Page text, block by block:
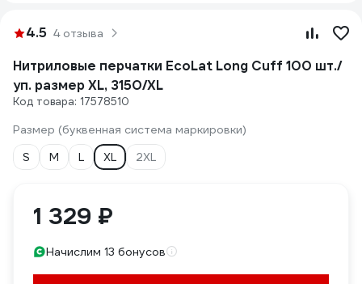
4.5 4 отзыва
Нитриловые перчатки EcoLat Long Cuff 100 шт./
уп. размер XL, 3150/XL
Код товара: 17578510
Размер (буквенная система маркировки)
S
M L XL 2XL
1 329 ₽
Начислим 13 бонусов